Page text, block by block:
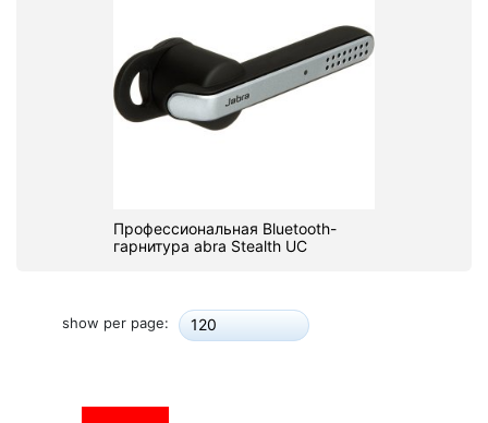
Профессиональная Bluetooth-
гарнитура abra Stealth UC
show per page: 120